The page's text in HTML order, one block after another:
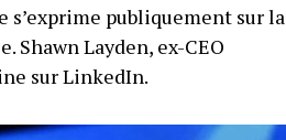
s’exprime publiquement sur la
Shawn Layden, ex-CEO
sur LinkedIn.